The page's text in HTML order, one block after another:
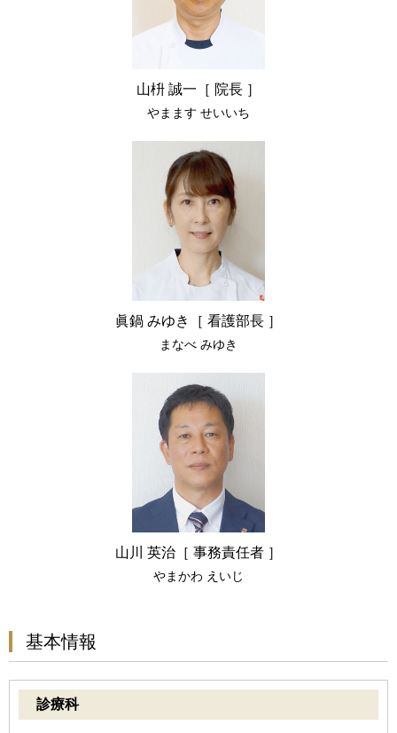
山枡 誠一［ 院長 ］
やまます せいいち
眞鍋 みゆき［ 看護部長 ］
まなべ みゆき
山川 英治［ 事務責任者 ］
やまかわ えいじ
基本情報
診療科